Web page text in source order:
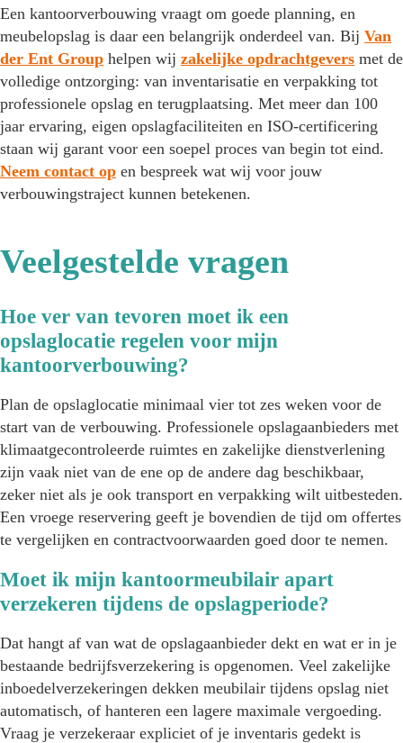
Een kantoorverbouwing vraagt om goede planning, en
meubelopslag is daar een belangrijk onderdeel van. Bij Van
der Ent Group helpen wij zakelijke opdrachtgevers met de
volledige ontzorging: van inventarisatie en verpakking tot
professionele opslag en terugplaatsing. Met meer dan 100
jaar ervaring, eigen opslagfaciliteiten en ISO-certificering
staan wij garant voor een soepel proces van begin tot eind.
Neem contact op en bespreek wat wij voor jouw
verbouwingstraject kunnen betekenen.
Veelgestelde vragen
Hoe ver van tevoren moet ik een
opslaglocatie regelen voor mijn
kantoorverbouwing?
Plan de opslaglocatie minimaal vier tot zes weken voor de
start van de verbouwing. Professionele opslagaanbieders met
klimaatgecontroleerde ruimtes en zakelijke dienstverlening
zijn vaak niet van de ene op de andere dag beschikbaar,
zeker niet als je ook transport en verpakking wilt uitbesteden.
Een vroege reservering geeft je bovendien de tijd om offertes
te vergelijken en contractvoorwaarden goed door te nemen.
Moet ik mijn kantoormeubilair apart
verzekeren tijdens de opslagperiode?
Dat hangt af van wat de opslagaanbieder dekt en wat er in je
bestaande bedrijfsverzekering is opgenomen. Veel zakelijke
inboedelverzekeringen dekken meubilair tijdens opslag niet
automatisch, of hanteren een lagere maximale vergoeding.
Vraag je verzekeraar expliciet of je inventaris gedekt is